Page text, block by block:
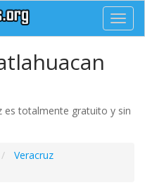
es totalmente gratuito y sin
Veracruz